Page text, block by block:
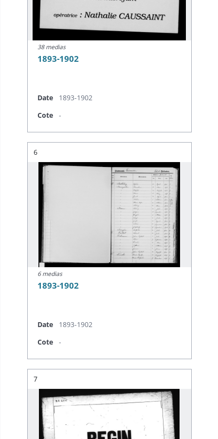
38 medias
1893-1902
Date
1893-1902
Cote
-
Résultat n°
6
6 medias
1893-1902
Date
1893-1902
Cote
-
Résultat n°
7